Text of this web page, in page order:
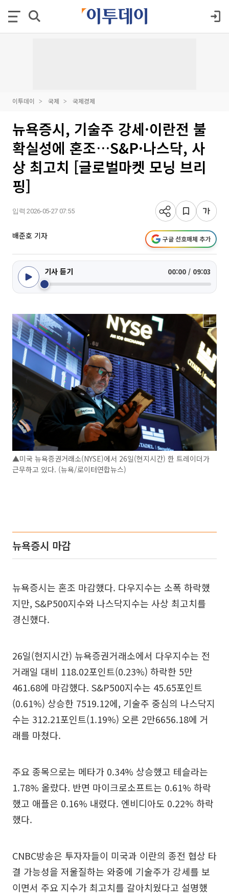
이투데이 국제 국제경제
뉴욕증시, 기술주 강세·이란전 불
확실성에 혼조…S&P·나스닥, 사
상 최고치 [글로벌마켓 모닝 브리
핑]
입력 2026-05-27 07:55
배준호 기자 구글 선호매체 추가
기사 듣기 00:00 / 09:03
▲미국 뉴욕증권거래소(NYSE)에서 26일(현지시간) 한 트레이더가
근무하고 있다. (뉴욕/로이터연합뉴스)
뉴욕증시 마감
뉴욕증시는 혼조 마감했다. 다우지수는 소폭 하락했
지만, S&P500지수와 나스닥지수는 사상 최고치를
경신했다.
26일(현지시간) 뉴욕증권거래소에서 다우지수는 전
거래일 대비 118.02포인트(0.23%) 하락한 5만
461.68에 마감했다. S&P500지수는 45.65포인트
(0.61%) 상승한 7519.12에, 기술주 중심의 나스닥지
수는 312.21포인트(1.19%) 오른 2만6656.18에 거
래를 마쳤다.
주요 종목으로는 메타가 0.34% 상승했고 테슬라는
1.78% 올랐다. 반면 마이크로소프트는 0.61% 하락
했고 애플은 0.16% 내렸다. 엔비디아도 0.22% 하락
했다.
CNBC방송은 투자자들이 미국과 이란의 종전 협상 타
결 가능성을 저울질하는 와중에 기술주가 강세를 보
이면서 주요 지수가 최고치를 갈아치웠다고 설명했